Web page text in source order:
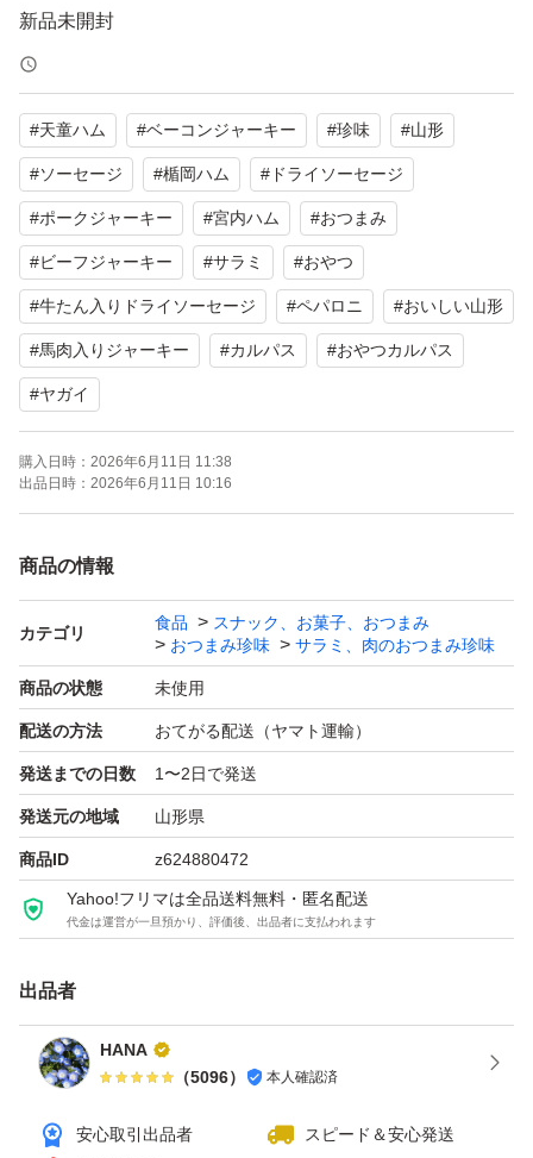
新品未開封
おいしい山形 山形の味
頭付きドライソーセージ
カルパス
サラミ
消費量日本一の山形県
その山形県で昭和46年創業の老舗メーカーが製造。
宮内ハム
ジューシーな味わいが特徴
素材の旨みを存分に引き立てるため
味付けは最小限！
山形で有名な宮内ハムのサラミ。
天然羊腸を使っているので、
本品は無選別品となり、
長いもの短いものなど
たっぷり入っています
食べごたえあります。
☆宮内ハムのドライソーセージ サラミ
大容量500g(大袋)×1袋
賞味期限2026.09.24
(こちらは皮のところが少ない品、皮のところが無い品で
1袋で500g
賞味期限たっぷりあります(*^▽^*)
#天童ハム #ベーコンジャーキー #珍味 #山形
#ソーセージ #楯岡ハム # ドライソーセージ
#ポークジャーキー #宮内ハム #おつまみ
#ビーフジャーキー #サラミ #おやつ
#牛たん入りドライソーセージ #ペパロニ #おいしい山形
#馬肉入りジャーキー #カルパス #おやつカルパス
#ヤガイ
購入日時： 2026年6月11日 11:38
出品日時： 2026年6月11日 10:16
商品の情報
カテゴリ
食品
スナック、お菓子、おつまみ
おつまみ珍味
サラミ、肉のおつまみ珍味
商品の状態 未使用
配送の方法 おてがる配送（ヤマト運輸）
発送までの日数 1〜2日で発送
発送元の地域 山形県
商品ID z624880472
Yahoo!フリマは全品送料無料・匿名配送
代金は運営が一旦預かり、評価後、出品者に支払われます
出品者
HANA
（5096） 本人確認済
安心取引出品者
スピード＆安心発送